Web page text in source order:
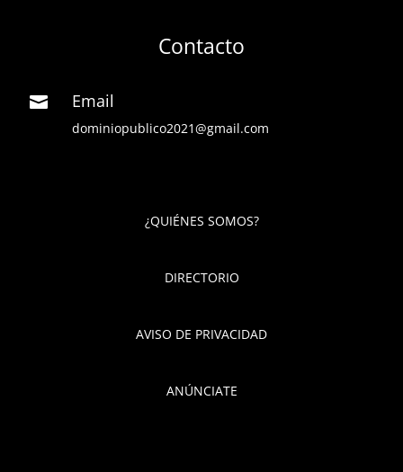
Contacto
 Email
dominiopublico2021@gmail.com
¿QUIÉNES SOMOS?
DIRECTORIO
AVISO DE PRIVACIDAD
ANÚNCIATE